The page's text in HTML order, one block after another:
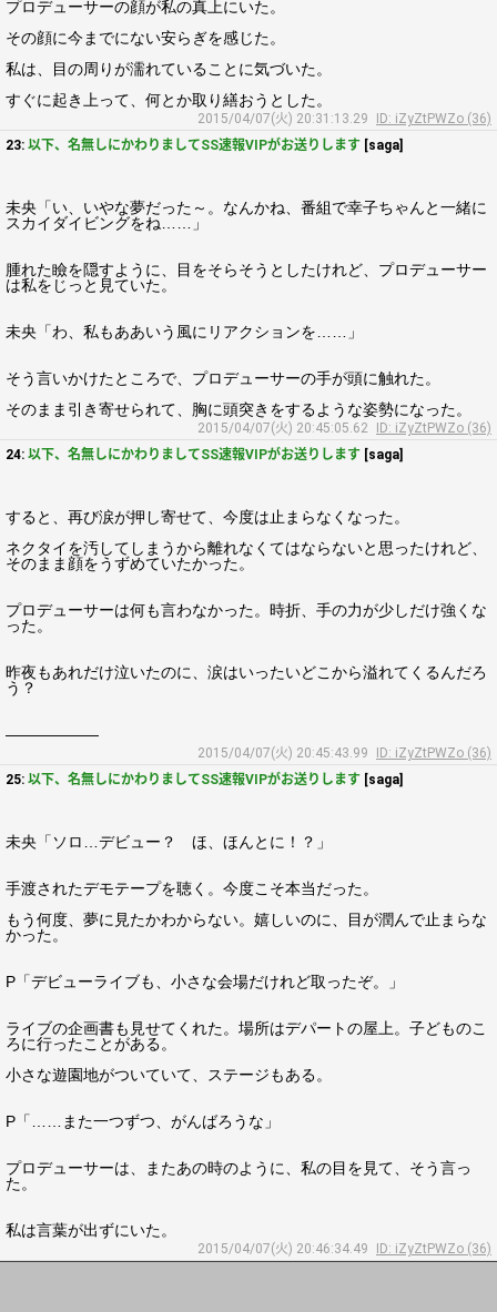
プロデューサーの顔が私の真上にいた。
その顔に今までにない安らぎを感じた。
私は、目の周りが濡れていることに気づいた。
すぐに起き上って、何とか取り繕おうとした。
2015/04/07(火) 20:31:13.29
ID: iZyZtPWZo (36)
23: 以下、名無しにかわりましてSS速報VIPがお送りします [saga]
未央「い、いやな夢だった～。なんかね、番組で幸子ちゃんと一緒に
スカイダイビングをね……」
腫れた瞼を隠すように、目をそらそうとしたけれど、プロデューサー
は私をじっと見ていた。
未央「わ、私もああいう風にリアクションを……」
そう言いかけたところで、プロデューサーの手が頭に触れた。
そのまま引き寄せられて、胸に頭突きをするような姿勢になった。
2015/04/07(火) 20:45:05.62
ID: iZyZtPWZo (36)
24: 以下、名無しにかわりましてSS速報VIPがお送りします [saga]
すると、再び涙が押し寄せて、今度は止まらなくなった。
ネクタイを汚してしまうから離れなくてはならないと思ったけれど、
そのまま顔をうずめていたかった。
プロデューサーは何も言わなかった。時折、手の力が少しだけ強くな
った。
昨夜もあれだけ泣いたのに、涙はいったいどこから溢れてくるんだろ
う？
――――――
2015/04/07(火) 20:45:43.99
ID: iZyZtPWZo (36)
25: 以下、名無しにかわりましてSS速報VIPがお送りします [saga]
未央「ソロ…デビュー？ ほ、ほんとに！？」
手渡されたデモテープを聴く。今度こそ本当だった。
もう何度、夢に見たかわからない。嬉しいのに、目が潤んで止まらな
かった。
P「デビューライブも、小さな会場だけれど取ったぞ。」
ライブの企画書も見せてくれた。場所はデパートの屋上。子どものこ
ろに行ったことがある。
小さな遊園地がついていて、ステージもある。
P「……また一つずつ、がんばろうな」
プロデューサーは、またあの時のように、私の目を見て、そう言っ
た。
私は言葉が出ずにいた。
2015/04/07(火) 20:46:34.49 ID: iZyZtPWZo (36)